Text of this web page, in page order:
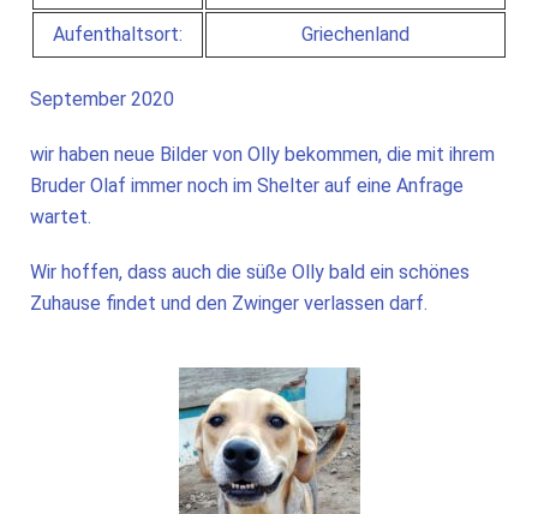
Aufenthaltsort: Griechenland
September 2020
wir haben neue Bilder von Olly bekommen, die mit ihrem
Bruder Olaf immer noch im Shelter auf eine Anfrage
wartet.
Wir hoffen, dass auch die süße Olly bald ein schönes
Zuhause findet und den Zwinger verlassen darf.